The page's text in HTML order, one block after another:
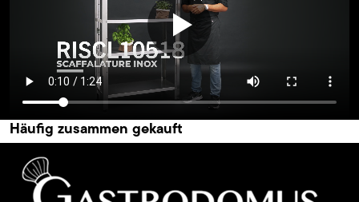
Häufig zusammen gekauft